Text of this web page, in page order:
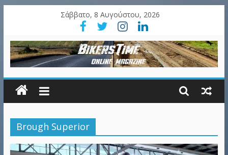
Σάββατο, 8 Αυγούστου, 2026
Brough Superior